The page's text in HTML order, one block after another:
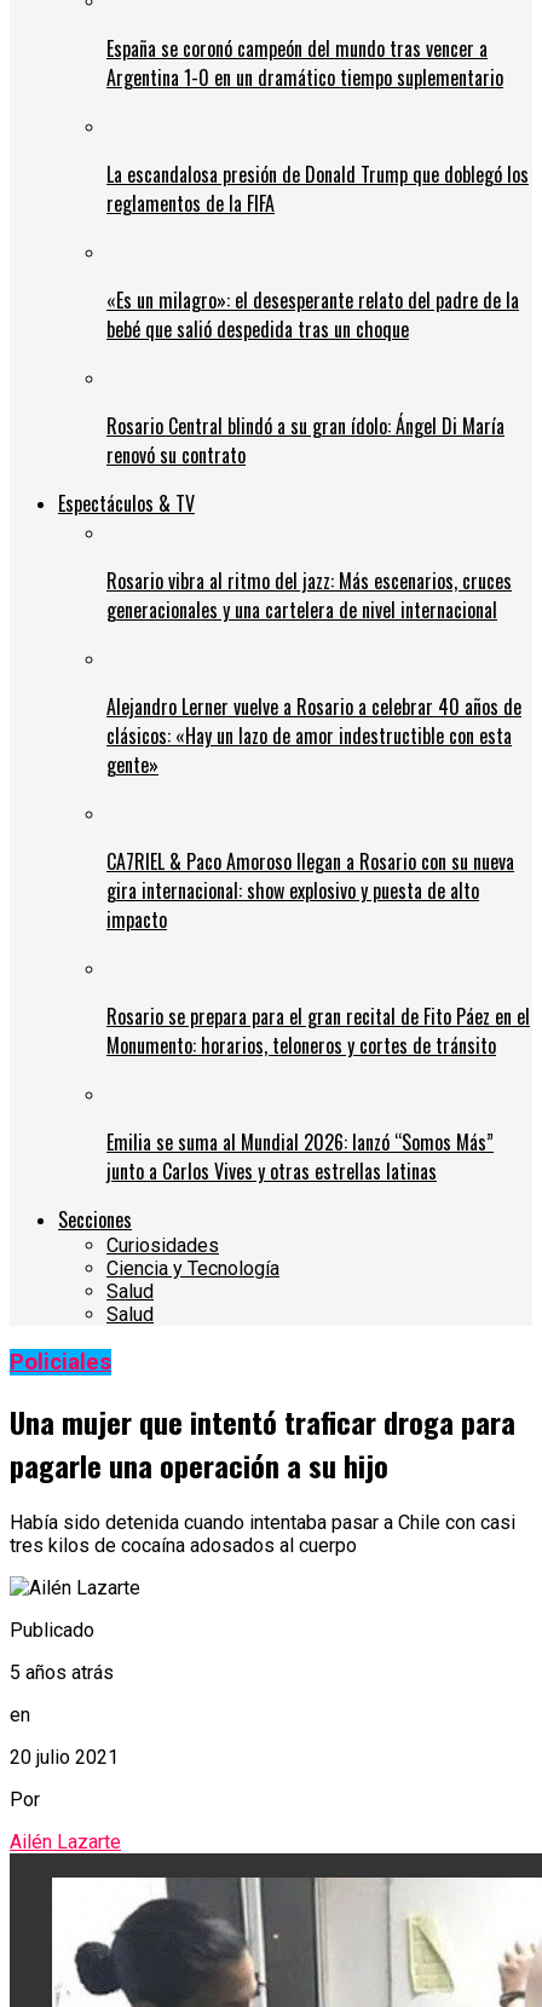
España se coronó campeón del mundo tras vencer a
Argentina 1-0 en un dramático tiempo suplementario
La escandalosa presión de Donald Trump que doblegó los
reglamentos de la FIFA
«Es un milagro»: el desesperante relato del padre de la
bebé que salió despedida tras un choque
Rosario Central blindó a su gran ídolo: Ángel Di María
renovó su contrato
Espectáculos & TV
Rosario vibra al ritmo del jazz: Más escenarios, cruces
generacionales y una cartelera de nivel internacional
Alejandro Lerner vuelve a Rosario a celebrar 40 años de
clásicos: «Hay un lazo de amor indestructible con esta
gente»
CA7RIEL & Paco Amoroso llegan a Rosario con su nueva
gira internacional: show explosivo y puesta de alto
impacto
Rosario se prepara para el gran recital de Fito Páez en el
Monumento: horarios, teloneros y cortes de tránsito
Emilia se suma al Mundial 2026: lanzó “Somos Más”
junto a Carlos Vives y otras estrellas latinas
Secciones
Curiosidades
Ciencia y Tecnología
Salud
Salud
Policiales
Una mujer que intentó traficar droga para
pagarle una operación a su hijo
Había sido detenida cuando intentaba pasar a Chile con casi
tres kilos de cocaína adosados al cuerpo
Publicado
5 años atrás
en
20 julio 2021
Por
Ailén Lazarte